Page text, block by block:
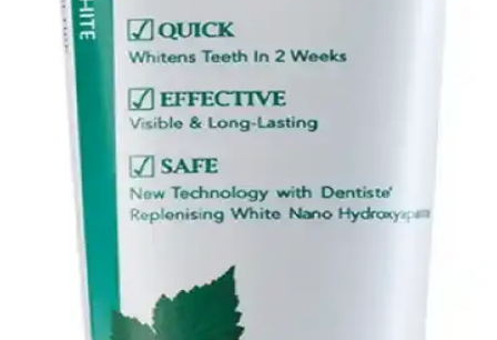
Cilt Bakımında İhmal Edilen Temel Alışkanlıklar ve
Sağlıklı Cilt İçin Öneriler
Cilt bakımında güneş koruyucu, nemlendirme, su tüketimi, uyku ve
stres yönetimi gibi temel alışkanlıklar sıklıkla ihmal edilir. Bu
uygulamalar cilt sağlığını korumada kritik öneme sahiptir.
Kozmetik Ürünlerin Ağız Sağlığındaki Rolü ve Diş
Bakımında Kullanım Önerileri
Kozmetik ürünler, diş ve diş eti sağlığını destekleyerek ağız hijyenini
artırır, çürük ve hastalıkları önler, düzenli kullanım ile sağlıklı bir
gülüş sağlar.